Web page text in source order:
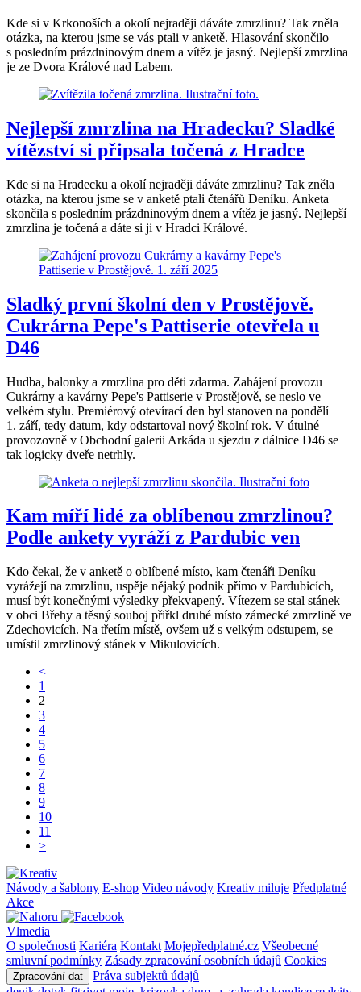
Kde si v Krkonoších a okolí nejraději dáváte zmrzlinu? Tak zněla
otázka, na kterou jsme se vás ptali v anketě. Hlasování skončilo
s posledním prázdninovým dnem a vítěz je jasný. Nejlepší zmrzlina
je ze Dvora Králové nad Labem.
Nejlepší zmrzlina na Hradecku? Sladké
vítězství si připsala točená z Hradce
Kde si na Hradecku a okolí nejraději dáváte zmrzlinu? Tak zněla
otázka, na kterou jsme se v anketě ptali čtenářů Deníku. Anketa
skončila s posledním prázdninovým dnem a vítěz je jasný. Nejlepší
zmrzlina je točená a dáte si ji v Hradci Králové.
Sladký první školní den v Prostějově.
Cukrárna Pepe's Pattiserie otevřela u
D46
Hudba, balonky a zmrzlina pro děti zdarma. Zahájení provozu
Cukrárny a kavárny Pepe's Pattiserie v Prostějově, se neslo ve
velkém stylu. Premiérový otevírací den byl stanoven na pondělí
1. září, tedy datum, kdy odstartoval nový školní rok. V útulné
provozovně v Obchodní galerii Arkáda u sjezdu z dálnice D46 se
tak logicky dveře netrhly.
Kam míří lidé za oblíbenou zmrzlinou?
Podle ankety vyráží z Pardubic ven
Kdo čekal, že v anketě o oblíbené místo, kam čtenáři Deníku
vyrážejí na zmrzlinu, uspěje nějaký podnik přímo v Pardubicích,
musí být konečnými výsledky překvapený. Vítezem se stal stánek
v obci Břehy a těsný souboj přiřkl druhé místo zámecké zmrzlině ve
Zdechovicích. Na třetím místě, ovšem už s velkým odstupem, se
umístil zmrzlinový stánek v Mikulovicích.
<
1
2
3
4
5
6
7
8
9
10
11
>
Návody a šablony E-shop Video návody Kreativ miluje Předplatné
Akce
Vlmedia
O společnosti Kariéra Kontakt Mojepředplatné.cz Všeobecné
smluvní podmínky Zásady zpracování osobních údajů Cookies
Zpracování dat
Práva subjektů údajů